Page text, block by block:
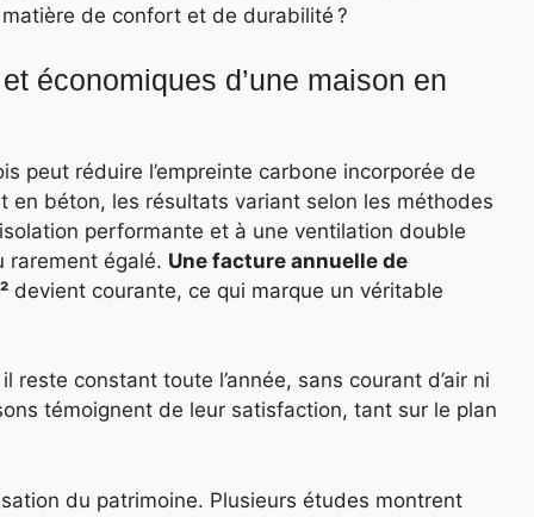
de confort et de durabilité ?
économiques d’une maison en
peut réduire l’empreinte carbone incorporée de
béton, les résultats variant selon les méthodes
performante et à une ventilation double
rarement égalé. Une facture annuelle de
devient courante, ce qui marque un véritable
reste constant toute l’année, sans courant d’air ni
témoignent de leur satisfaction, tant sur le plan
du patrimoine. Plusieurs études montrent